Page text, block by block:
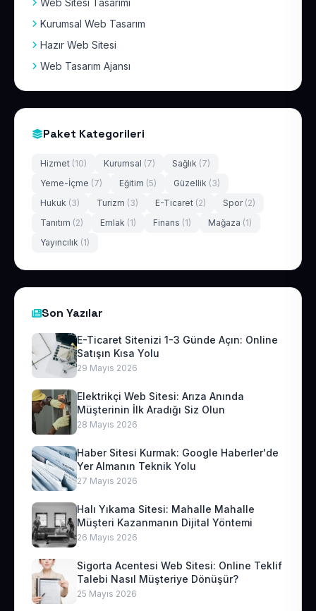
Web Sitesi Tasarımı
Kurumsal Web Tasarım
Hazır Web Sitesi
Web Tasarım Ajansı
Paket Kategorileri
Hizmet (10) Kurumsal (7) Sağlık (7)
Yeme-İçme (7) Eğitim (5) Güzellik (3)
Hukuk (3) Turizm (3) E-Ticaret (2) Spor (2)
Tanıtım (2) Emlak (1) Finans (1) Mağaza (1)
Yayıncılık (1)
Son Yazılar
E-Ticaret Sitenizi 1-3 Günde Açın: Online
Satışın Kısa Yolu
29 Mayıs 2026
Elektrikçi Web Sitesi: Arıza Anında
Müşterinin İlk Aradığı Siz Olun
28 Mayıs 2026
Haber Sitesi Kurmak: Google Haberler'de
Yer Almanın Teknik Yolu
27 Mayıs 2026
Halı Yıkama Sitesi: Mahalle Mahalle
Müşteri Kazanmanın Dijital Yöntemi
26 Mayıs 2026
Sigorta Acentesi Web Sitesi: Online Teklif
Talebi Nasıl Müşteriye Dönüşür?
25 Mayıs 2026